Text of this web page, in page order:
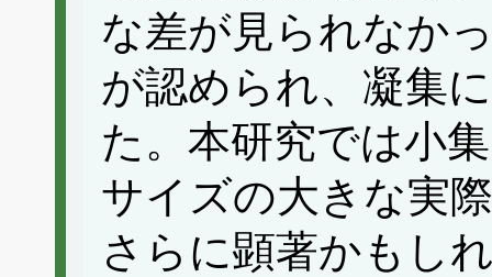
な差が見られなか
が認められ、凝集
た。本研究では小
サイズの大きな実
さらに顕著かもし